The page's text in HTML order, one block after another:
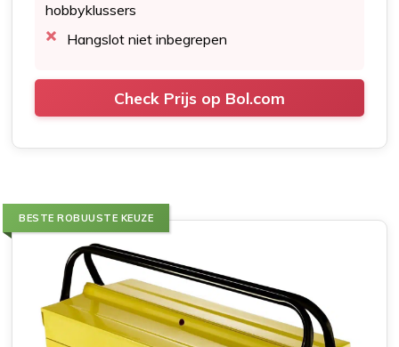
hobbyklussers
Hangslot niet inbegrepen
Check Prijs op Bol.com
BESTE ROBUUSTE KEUZE